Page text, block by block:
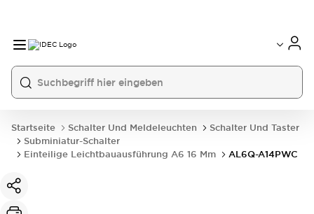
Startseite Schalter Und Meldeleuchten
Schalter Und Taster
Subminiatur-Schalter
Einteilige Leichtbauausführung A6 16 Mm
AL6Q-A14PWC